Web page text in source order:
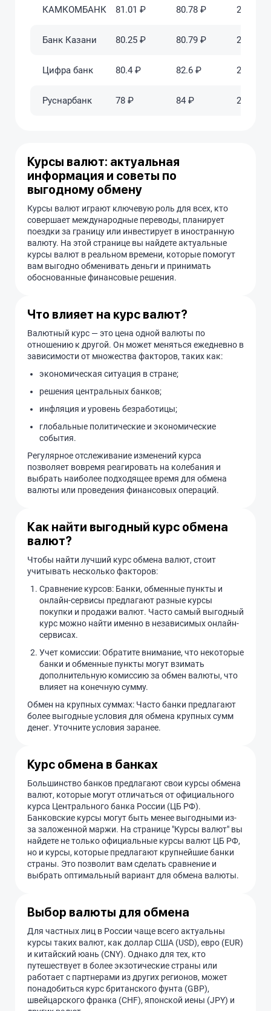
КАМКОМБАНК 81.01 ₽ 80.78 ₽ 2025-
Банк Казани 80.25 ₽ 80.79 ₽ 2025-
Цифра банк 80.4 ₽ 82.6 ₽ 2025-
Руснарбанк 78 ₽ 84 ₽ 2025-
Курсы валют: актуальная
информация и советы по
выгодному обмену
Курсы валют играют ключевую роль для всех, кто
совершает международные переводы, планирует
поездки за границу или инвестирует в иностранную
валюту. На этой странице вы найдете актуальные
курсы валют в реальном времени, которые помогут
вам выгодно обменивать деньги и принимать
обоснованные финансовые решения.
Что влияет на курс валют?
Валютный курс — это цена одной валюты по
отношению к другой. Он может меняться ежедневно в
зависимости от множества факторов, таких как:
экономическая ситуация в стране;
решения центральных банков;
инфляция и уровень безработицы;
глобальные политические и экономические
события.
Регулярное отслеживание изменений курса
позволяет вовремя реагировать на колебания и
выбрать наиболее подходящее время для обмена
валюты или проведения финансовых операций.
Как найти выгодный курс обмена
валют?
Чтобы найти лучший курс обмена валют, стоит
учитывать несколько факторов:
Сравнение курсов: Банки, обменные пункты и
онлайн-сервисы предлагают разные курсы
покупки и продажи валют. Часто самый выгодный
курс можно найти именно в независимых онлайн-
сервисах.
Учет комиссии: Обратите внимание, что некоторые
банки и обменные пункты могут взимать
дополнительную комиссию за обмен валюты, что
влияет на конечную сумму.
Обмен на крупных суммах: Часто банки предлагают
более выгодные условия для обмена крупных сумм
денег. Уточните условия заранее.
Курс обмена в банках
Большинство банков предлагают свои курсы обмена
валют, которые могут отличаться от официального
курса Центрального банка России (ЦБ РФ).
Банковские курсы могут быть менее выгодными из-
за заложенной маржи. На странице "Курсы валют" вы
найдете не только официальные курсы валют ЦБ РФ,
но и курсы, которые предлагают крупнейшие банки
страны. Это позволит вам сделать сравнение и
выбрать оптимальный вариант для обмена валюты.
Выбор валюты для обмена
Для частных лиц в России чаще всего актуальны
курсы таких валют, как доллар США (USD), евро (EUR)
и китайский юань (CNY). Однако для тех, кто
путешествует в более экзотические страны или
работает с партнерами из других регионов, может
понадобиться курс британского фунта (GBP),
швейцарского франка (CHF), японской иены (JPY) и